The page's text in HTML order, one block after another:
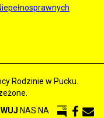
Rodzinie w Pucku.
NAS NA